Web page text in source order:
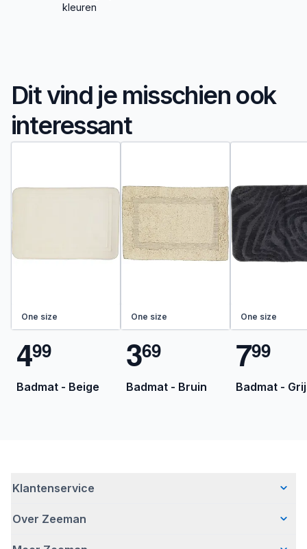
kleuren
Dit vind je misschien ook
interessant
One size
499
Badmat - Beige
One size
369
Badmat - Bruin
One size
799
Badmat -
Klantenservice
Veelgestelde vragen
Over Zeeman